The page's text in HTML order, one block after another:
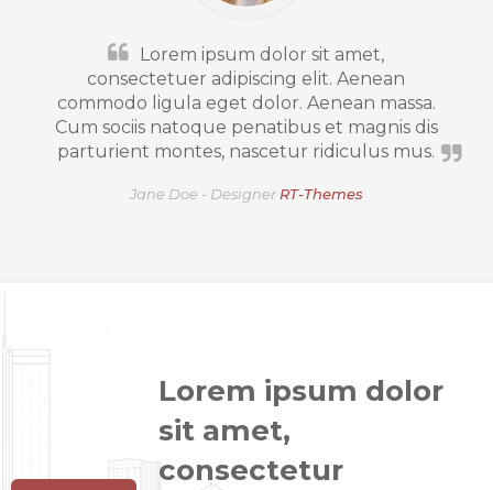
Lorem ipsum dolor sit amet,
consectetuer adipiscing elit. Aenean
commodo ligula eget dolor. Aenean massa.
Cum sociis natoque penatibus et magnis dis
parturient montes, nascetur ridiculus mus.
Jane Doe - DesignerRT-Themes
Lorem ipsum dolor
sit amet,
consectetur